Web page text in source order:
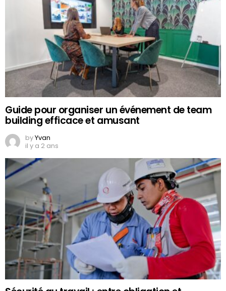
Guide pour organiser un événement de team
building efficace et amusant
byYvan
il y a 2 ans